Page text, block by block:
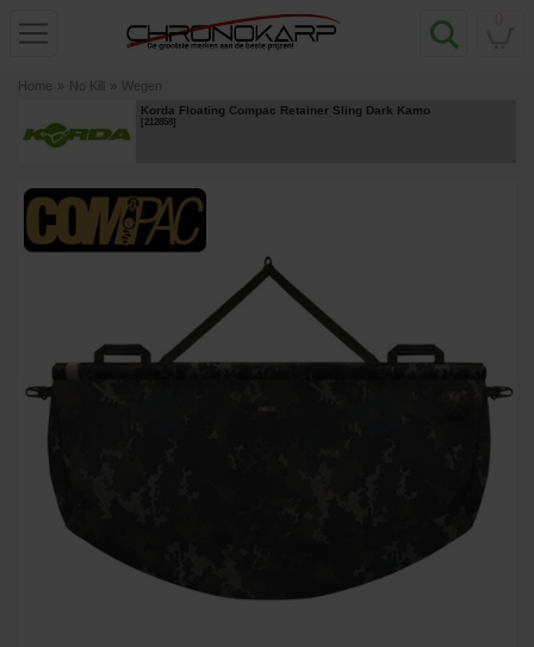
Home » No Kill » Wegen
Korda Floating Compac Retainer Sling Dark Kamo
[212858]